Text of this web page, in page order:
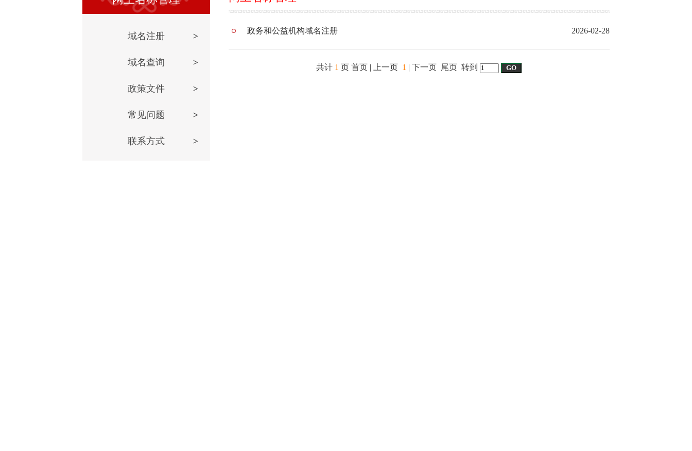
域名注册
域名查询
政策文件
常见问题
联系方式
政务和公益机构域名注册 2026-02-28
共计 1页首页 | 上一页 1 | 下一页 尾页 转到